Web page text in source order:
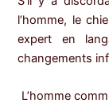
l’homme, le
expert en
changements
L’homme